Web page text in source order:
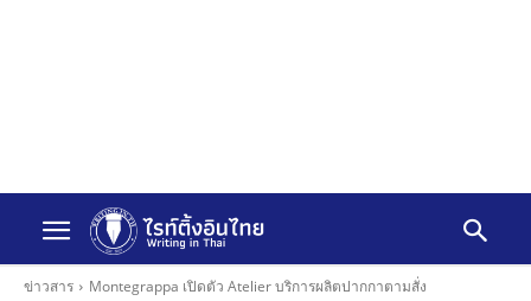
ข่าวสาร Montegrappa เปิดตัว Atelier บริการผลิตปากกาตามสั่ง